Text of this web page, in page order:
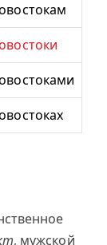
, мужской